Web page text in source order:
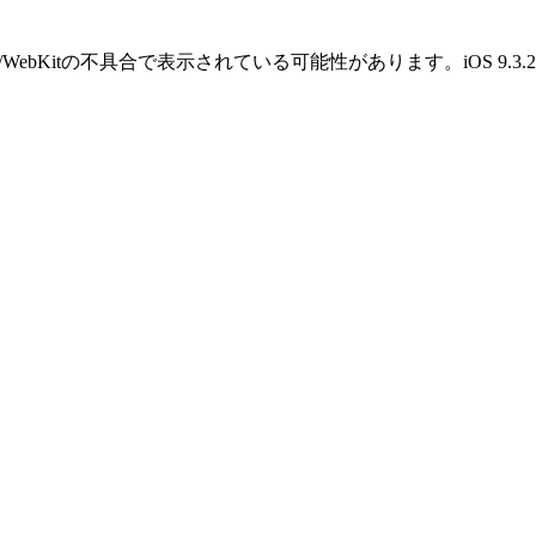
の不具合で表示されている可能性があります。iOS